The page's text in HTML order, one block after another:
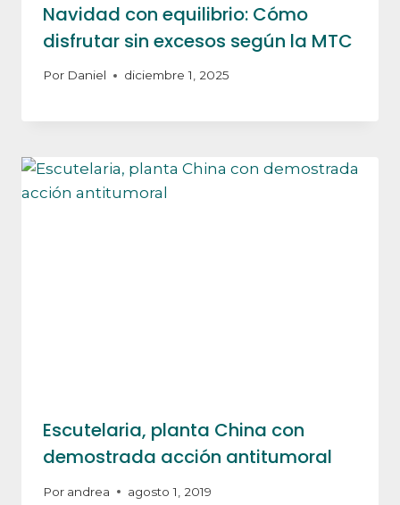
Navidad con equilibrio: Cómo
disfrutar sin excesos según la MTC
Por Daniel diciembre 1, 2025
Escutelaria, planta China con
demostrada acción antitumoral
Por andrea agosto 1, 2019